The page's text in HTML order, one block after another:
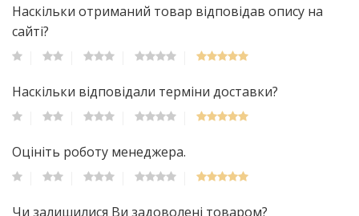
Наскільки отриманий товар відповідав опису на
сайті?
Наскільки відповідали терміни доставки?
Оцініть роботу менеджера.
Чи залишилися Ви задоволені товаром?